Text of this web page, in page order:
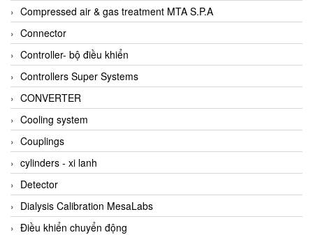
AKUSENSE
ALA OFFICINE SPA
Albrecht-Automatik Viet Nam
Allen Bradley Vietnam
Alpha Moisture Vietnam
Alpha-Achem Vietnam
Alphino
ALRE-IT Vietnam
Altech
Amarillo Gear
Ametek
Compressed air & gas treatment MTA S.P.A
Connector
Controller- bộ điều khiển
Controllers Super Systems
CONVERTER
Cooling system
Couplings
cylinders - xi lanh
Detector
Dialysis Calibration MesaLabs
Điều khiển chuyển động